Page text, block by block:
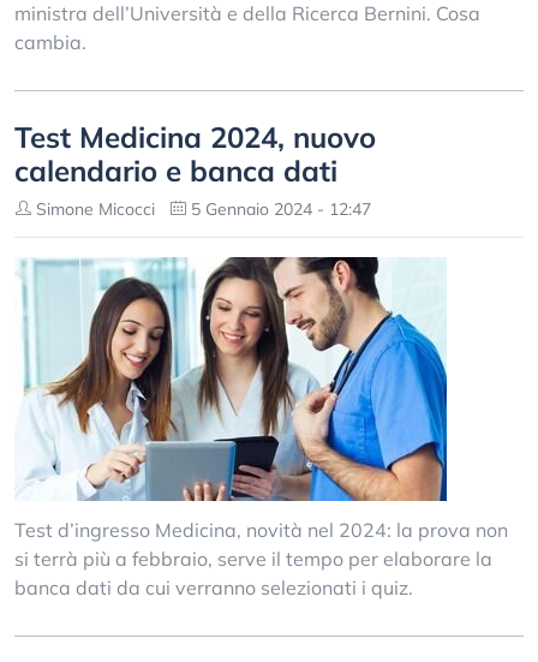
ministra dell’Università e della Ricerca Bernini. Cosa
cambia.
Test Medicina 2024, nuovo
calendario e banca dati
Simone Micocci 5 Gennaio 2024 - 12:47
Test d’ingresso Medicina, novità nel 2024: la prova non
si terrà più a febbraio, serve il tempo per elaborare la
banca dati da cui verranno selezionati i quiz.